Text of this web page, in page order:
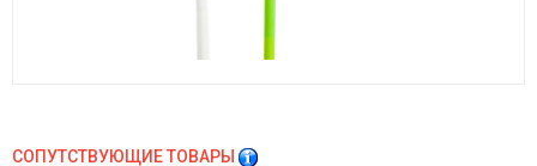
СОПУТСТВУЮЩИЕ ТОВАРЫ